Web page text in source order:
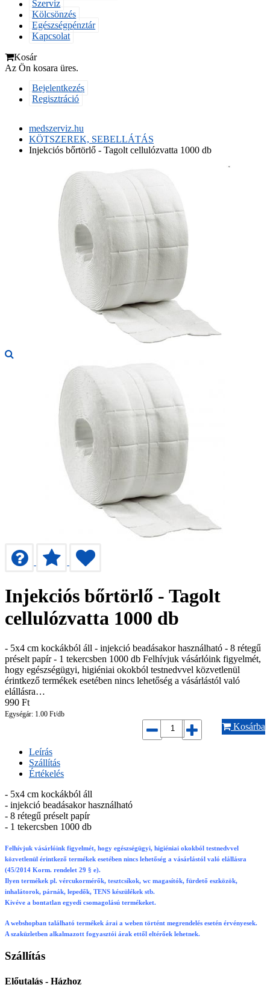
Szerviz
Kölcsönzés
Egészségpénztár
Kapcsolat
Kosár
Az Ön kosara üres.
Bejelentkezés
Regisztráció
medszerviz.hu
KÖTSZEREK, SEBELLÁTÁS
Injekciós bőrtörlő - Tagolt cellulózvatta 1000 db
Injekciós bőrtörlő - Tagolt
cellulózvatta 1000 db
- 5x4 cm kockákból áll - injekció beadásakor használható - 8 rétegű
préselt papír - 1 tekercsben 1000 db Felhívjuk vásárlóink figyelmét,
hogy egészségügyi, higiéniai okokból testnedvvel közvetlenül
érintkező termékek esetében nincs lehetőség a vásárlástól való
elállásra…
990 Ft
Egységár: 1.00 Ft/db
Kosárba
Leírás
Szállítás
Értékelés
- 5x4 cm kockákból áll
- injekció beadásakor használható
- 8 rétegű préselt papír
- 1 tekercsben 1000 db
Felhívjuk vásárlóink figyelmét, hogy egészségügyi, higiéniai okokból testnedvvel
közvetlenül érintkező termékek esetében nincs lehetőség a vásárlástól való elállásra
(45/2014 Korm. rendelet 29 § e).
Ilyen termékek pl. vércukormérők, tesztcsíkok, wc magasítók, fürdető eszközök,
inhalátorok, párnák, lepedők, TENS készülékek stb.
Kivéve a bontatlan egyedi csomagolású termékeket.
A webshopban található termékek árai a weben történt megrendelés esetén érvényesek.
A szaküzletben alkalmazott fogyasztói árak ettől eltérőek lehetnek.
Szállítás
Előutalás - Házhoz